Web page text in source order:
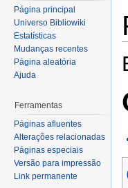
Página principal
Universo Bibliowiki
Estatísticas
Mudanças recentes
Página aleatória
Ajuda
Ferramentas
Páginas afluentes
Alterações relacionadas
Páginas especiais
Versão para impressão
Link permanente